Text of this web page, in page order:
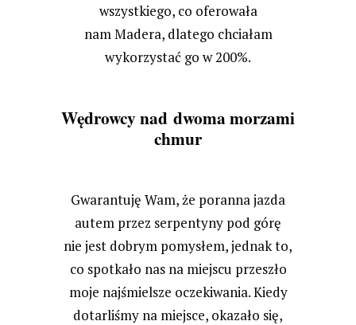
wszystkiego, co oferowała
nam Madera, dlatego chciałam
wykorzystać go w 200%.
Wędrowcy nad dwoma morzami
chmur
Gwarantuję Wam, że poranna jazda
autem przez serpentyny pod górę
nie jest dobrym pomysłem, jednak to,
co spotkało nas na miejscu przeszło
moje najśmielsze oczekiwania. Kiedy
dotarliśmy na miejsce, okazało się,